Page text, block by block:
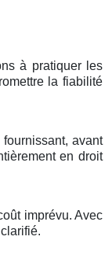
à pratiquer les
la fiabilité
avant
en droit
imprévu. Avec